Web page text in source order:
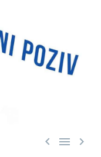
  